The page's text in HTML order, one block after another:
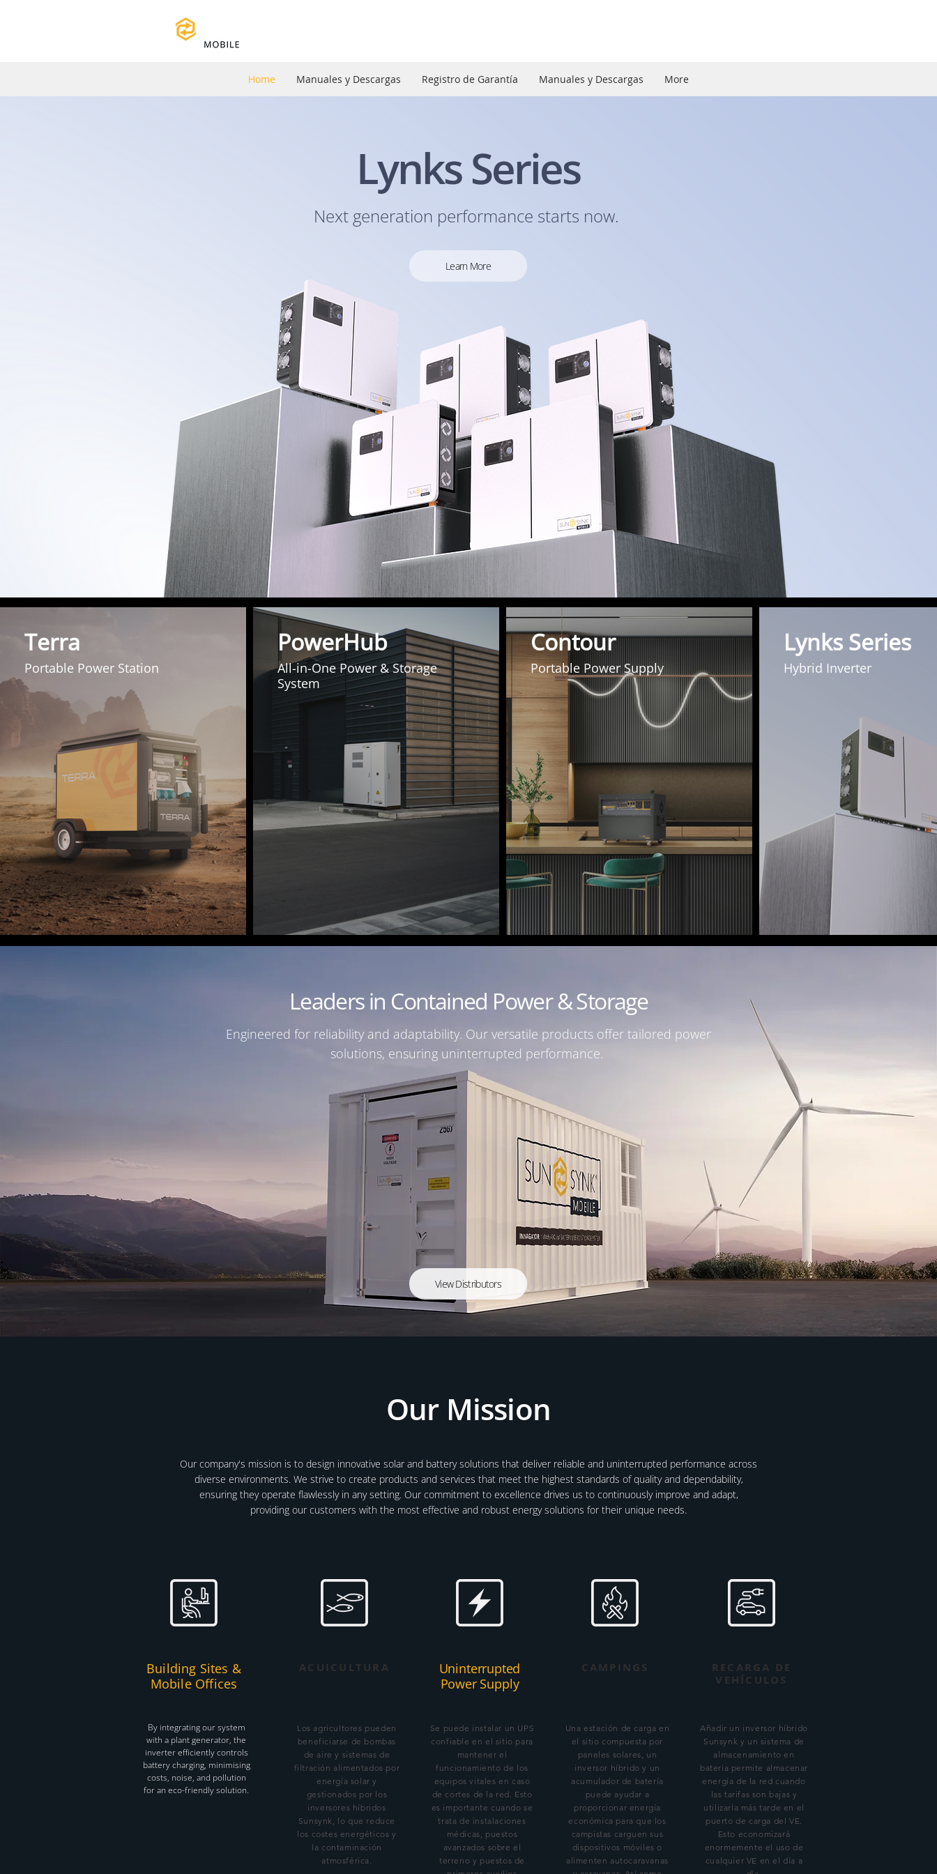
Home Manuales y Descargas Registro de Garantía Manuales y Descargas More
Lynks Series
Next generation performance starts now.
Learn More
Terra
Portable Power Station
PowerHub
All-in-One Power & Storage
System
Contour
Portable Power Supply
Lynks Series
Hybrid Inverter
Leaders in Contained Power & Storage
Engineered for reliability and adaptability. Our versatile products offer tailored power
solutions, ensuring uninterrupted performance.
View Distributors
Our Mission
Our company's mission is to design innovative solar and battery solutions that deliver reliable and uninterrupted performance across
diverse environments. We strive to create products and services that meet the highest standards of quality and dependability,
ensuring they operate flawlessly in any setting. Our commitment to excellence drives us to continuously improve and adapt,
providing our customers with the most effective and robust energy solutions for their unique needs.
Building Sites &
Mobile Offices
By integrating our system
with a plant generator, the
inverter efficiently controls
battery charging, minimising
costs, noise, and pollution
for an eco-friendly solution.
ACUICULTURA
Los agricultores pueden
beneficiarse de bombas
de aire y sistemas de
filtración alimentados por
energía solar y
gestionados por los
inversores híbridos
Sunsynk, lo que reduce
los costes energéticos y
la contaminación
atmosférica.
Uninterrupted
Power Supply
Se puede instalar un UPS
confiable en el sitio para
mantener el
funcionamiento de los
equipos vitales en caso
de cortes de la red. Esto
es importante cuando se
trata de instalaciones
médicas, puestos
avanzados sobre el
terreno y puestos de
CAMPINGS
Una estación de carga en
el sitio compuesta por
paneles solares, un
inversor híbrido y un
acumulador de batería
puede ayudar a
proporcionar energía
económica para que los
campistas carguen sus
dispositivos móviles o
alimenten autocaravanas
RECARGA DE
VEHÍCULOS
Añadir un inversor híbrido
Sunsynk y un sistema de
almacenamiento en
batería permite almacenar
energía de la red cuando
las tarifas son bajas y
utilizarla más tarde en el
puerto de carga del VE.
Esto economizará
enormemente el uso de
cualquier VE en el día a